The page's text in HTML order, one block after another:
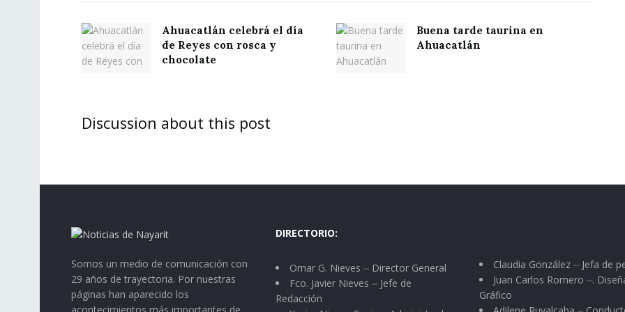
Ahuacatlán celebrá el día
de Reyes con rosca y
chocolate
Buena tarde taurina en
Ahuacatlán
Discussion about this post
Somos un medio de comunicación con
29 años de trayectoria. Por nuestras
páginas han aparecido los
DIRECTORIO:
Omar G. Nieves ⏤ Director General
Fco. Javier Nieves ⏤ Jefe de
Redacción
Claudia González ⏤ Jefa de
Juan Carlos Romero ⏤.
Gráfico